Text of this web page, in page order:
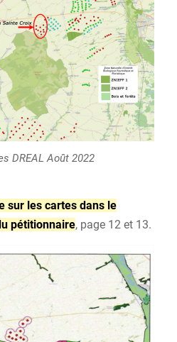
DREAL Août 2022
sur les cartes dans le
pétitionnaire, page 12 et 13.